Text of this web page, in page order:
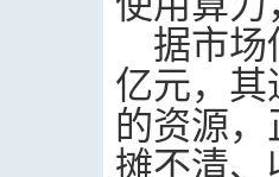
据市场
亿元，其
的资源
摊不清